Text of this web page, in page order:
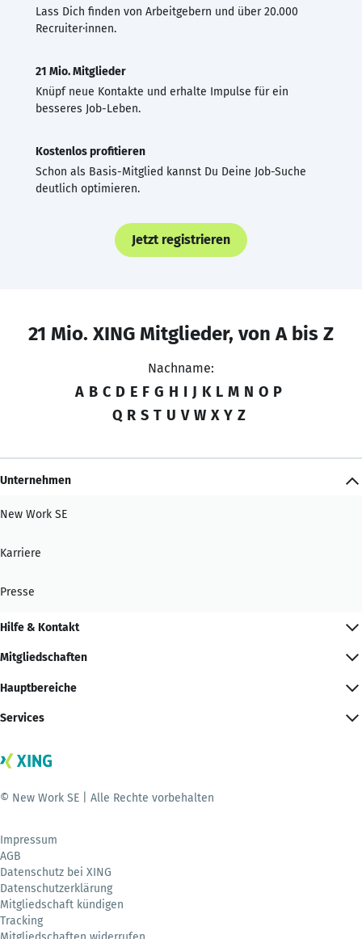
Lass Dich finden von Arbeitgebern und über 20.000
Recruiter·innen.
21 Mio. Mitglieder
Knüpf neue Kontakte und erhalte Impulse für ein
besseres Job-Leben.
Kostenlos profitieren
Schon als Basis-Mitglied kannst Du Deine Job-Suche
deutlich optimieren.
Jetzt registrieren
21 Mio. XING Mitglieder, von A bis Z
Nachname:
A B C D E F G H I J K L M N O P
Q R S T U V W X Y Z
Unternehmen
New Work SE
Karriere
Presse
Hilfe & Kontakt
Mitgliedschaften
Hauptbereiche
Services
© New Work SE | Alle Rechte vorbehalten
Impressum
AGB
Datenschutz bei XING
Datenschutzerklärung
Mitgliedschaft kündigen
Tracking